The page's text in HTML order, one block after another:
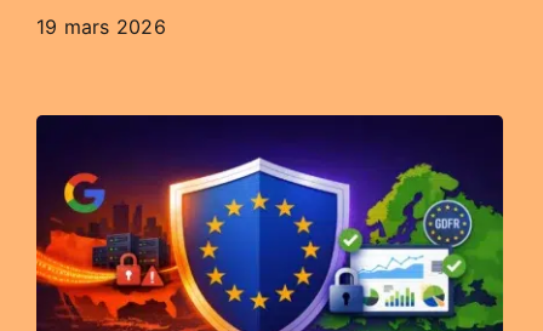
19 mars 2026